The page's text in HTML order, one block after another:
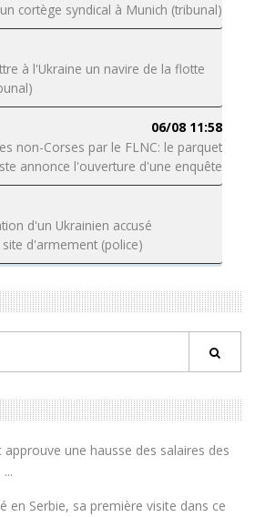
cortège syndical à Munich (tribunal)
à l'Ukraine un navire de la flotte
06/08 11:58
non-Corses par le FLNC: le parquet
annonce l'ouverture d'une enquête
d'un Ukrainien accusé
d'armement (police)
une hausse des salaires des
en Serbie, sa première visite dans ce